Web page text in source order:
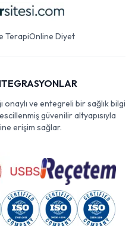
TerapiOnline Diyet
onaylı ve entegreli bir sağlık bilgi
güvenilir altyapısıyla
erişim sağlar.